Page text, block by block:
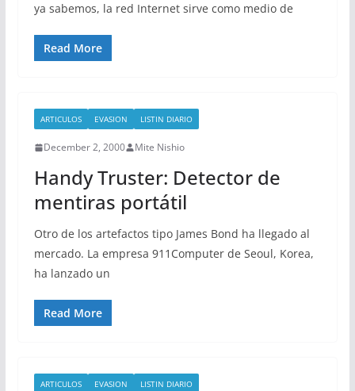
ya sabemos, la red Internet sirve como medio de
Read More
ARTICULOS EVASION LISTIN DIARIO
December 2, 2000 Mite Nishio
Handy Truster: Detector de
mentiras portátil
Otro de los artefactos tipo James Bond ha llegado al
mercado. La empresa 911Computer de Seoul, Korea,
ha lanzado un
Read More
ARTICULOS EVASION LISTIN DIARIO